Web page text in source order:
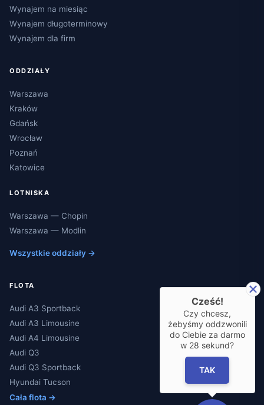
Wynajem na miesiąc
Wynajem długoterminowy
Wynajem dla firm
ODDZIAŁY
Warszawa
Kraków
Gdańsk
Wrocław
Poznań
Katowice
LOTNISKA
Warszawa — Chopin
Warszawa — Modlin
Wszystkie oddziały →
FLOTA
Audi A3 Sportback
Audi A3 Limousine
Audi A4 Limousine
Audi Q3
Audi Q3 Sportback
Hyundai Tucson
Cała flota →
Cześć!
Czy chcesz,
żebyśmy oddzwonili
do Ciebie za darmo
w 28 sekund?
TAK